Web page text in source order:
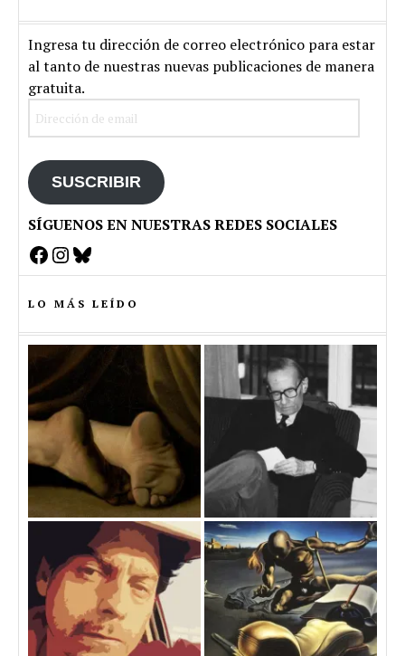
Ingresa tu dirección de correo electrónico para estar
al tanto de nuestras nuevas publicaciones de manera
gratuita.
SUSCRIBIR
SÍGUENOS EN NUESTRAS REDES SOCIALES
Facebook
Instagram
Bluesky
LO MÁS LEÍDO